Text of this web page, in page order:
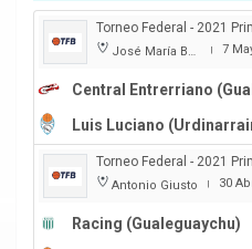
Torneo Federal - 2021
José María Bertora | 7
Central Entrerriano
Luis Luciano
Torneo Federal - 2021
Antonio Giusto | 30
Racing (Gualeguaychu)